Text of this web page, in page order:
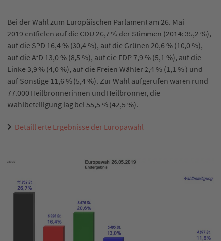
Bei der Wahl zum Europäischen Parlament am 26. Mai
2019 entfielen auf die CDU 26,7 % der Stimmen (2014: 35,2 %),
auf die SPD 16,4 % (30,4 %), auf die Grünen 20,6 % (10,0 %),
auf die AfD 13,0 % (8,5 %), auf die FDP 7,9 % (5,1 %), auf die
Linke 3,9 % (4,0 %), auf die Freien Wähler 2,4 % (1,1 % ) und
auf Sonstige 11,6 % (5,4 %). Zur Wahl aufgerufen waren rund
77.000 Heilbronnerinnen und Heilbronner, die
Wahlbeteiligung lag bei 55,5 % (42,5 %).
Detaillierte Ergebnisse der Europawahl